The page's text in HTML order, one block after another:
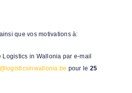
que vos motivations à:
in Wallonia par e-mail
pour le 25